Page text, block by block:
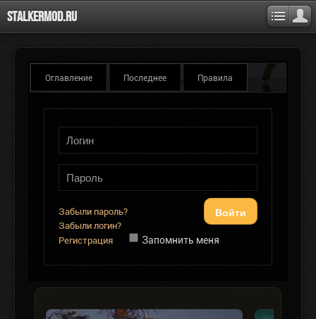
Stalkermod.ru
Оглавление Последнее Правила
Войти
Забыли пароль?
Забыли логин?
Регистрация
Запомнить меня